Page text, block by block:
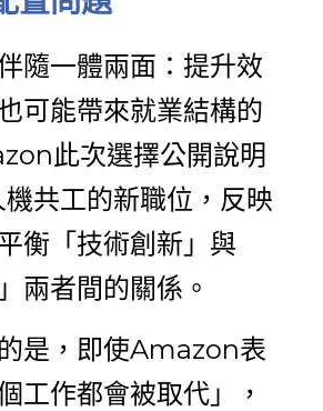
隨一體兩面：提升效
可能帶來就業結構的
此次選擇公開說明
共工的新職位，反映
衡「技術創新」與
兩者間的關係。
是，即使Amazon表
工作都會被取代」，